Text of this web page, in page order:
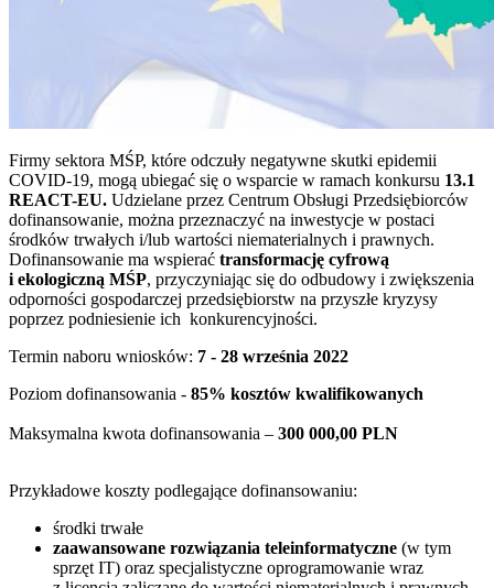
Firmy sektora MŚP, które odczuły negatywne skutki epidemii
COVID-19, mogą ubiegać się o wsparcie w ramach konkursu 13.1
REACT-EU. Udzielane przez Centrum Obsługi Przedsiębiorców
dofinansowanie, można przeznaczyć na inwestycje w postaci
środków trwałych i/lub wartości niematerialnych i prawnych.
Dofinansowanie ma wspierać transformację cyfrową
i ekologiczną MŚP, przyczyniając się do odbudowy i zwiększenia
odporności gospodarczej przedsiębiorstw na przyszłe kryzysy
poprzez podniesienie ich konkurencyjności.
Termin naboru wniosków: 7 - 28 września 2022
Poziom dofinansowania - 85% kosztów kwalifikowanych
Maksymalna kwota dofinansowania – 300 000,00 PLN
Przykładowe koszty podlegające dofinansowaniu:
środki trwałe
zaawansowane rozwiązania teleinformatyczne (w tym
sprzęt IT) oraz specjalistyczne oprogramowanie wraz